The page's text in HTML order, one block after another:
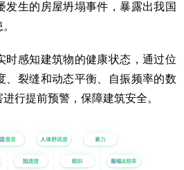
发生的房屋坍塌事件，暴露出我国
时感知建筑物的健康状态，通过位
、裂缝和动态平衡、自振频率的数
行提前预警，保障建筑安全。